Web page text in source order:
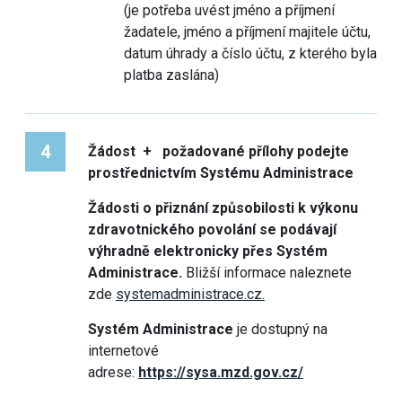
(je potřeba uvést jméno a příjmení
žadatele, jméno a příjmení majitele účtu,
datum úhrady a číslo účtu, z kterého byla
platba zaslána)
4
Žádost + požadované přílohy podejte
prostřednictvím Systému Administrace
Žádosti o přiznání způsobilosti k výkonu
zdravotnického povolání se podávají
výhradně elektronicky přes Systém
Administrace. Bližší informace naleznete
zde systemadministrace.cz.
Systém Administrace je dostupný na
internetové
adrese: https://sysa.mzd.gov.cz/